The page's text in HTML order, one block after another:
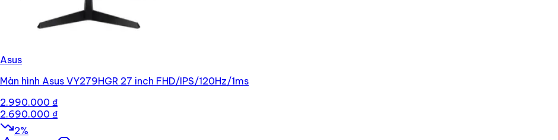
Asus
Màn hình Asus VY279HGR 27 inch FHD/IPS/120Hz/1ms
2.990.000 ₫
2.690.000 ₫
2%